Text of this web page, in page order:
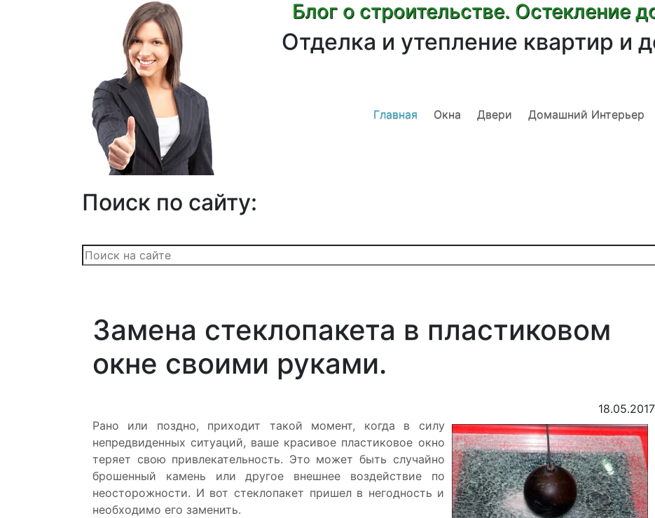
Блог о строительстве. Остекление
Отделка и утепление квартир и
Главная Окна Двери Домашний Интерьер
Поиск по сайту:
Замена стеклопакета в пластиковом
окне своими руками.
18.05.2017
Рано или поздно, приходит такой момент, когда в силу
непредвиденных ситуаций, ваше красивое пластиковое окно
теряет свою привлекательность. Это может быть случайно
брошенный камень или другое внешнее воздействие по
неосторожности. И вот стеклопакет пришел в негодность и
необходимо его заменить.